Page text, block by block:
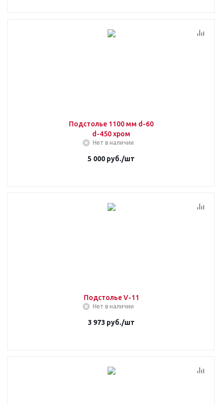
Подстолье 1100 мм d-60
d-450 хром
Нет в наличии
5 000 руб./шт
Подстолье V-11
Нет в наличии
3 973 руб./шт